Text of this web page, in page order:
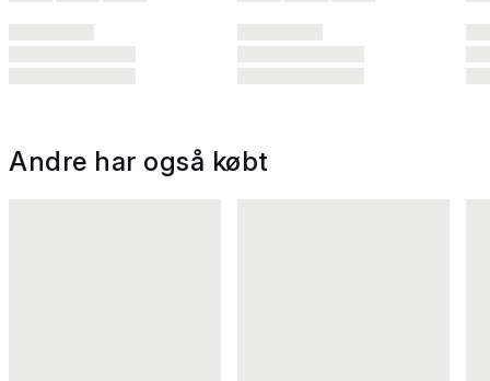
Andre har også købt